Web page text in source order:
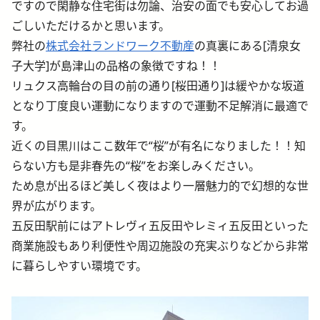
ですので閑静な住宅街は勿論、治安の面でも安心してお過
ごしいただけるかと思います。
弊社の株式会社ランドワーク不動産の真裏にある[清泉女
子大学]が島津山の品格の象徴ですね！！
リュクス高輪台の目の前の通り[桜田通り]は緩やかな坂道
となり丁度良い運動になりますので運動不足解消に最適で
す。
近くの目黒川はここ数年で“桜”が有名になりました！！知
らない方も是非春先の“桜”をお楽しみください。
ため息が出るほど美しく夜はより一層魅力的で幻想的な世
界が広がります。
五反田駅前にはアトレヴィ五反田やレミィ五反田といった
商業施設もあり利便性や周辺施設の充実ぶりなどから非常
に暮らしやすい環境です。